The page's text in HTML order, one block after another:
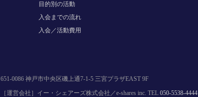
目的別の活動
入会までの流れ
入会／活動費用
651-0086 神戸市中央区磯上通7-1-5 三宮プラザEAST 9F
［運営会社］イー・シェアーズ株式会社／e-shares inc. TEL 050-5538-4444